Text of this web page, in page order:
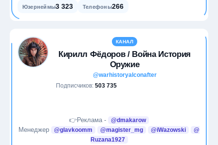
Юзернеймы3 323 Телефоны266
КАНАЛ
Кирилл Фёдоров / Война История
Оружие
@warhistoryalconafter
Подписчиков: 503 735
👉Реклама - @dmakarow
Менеджер @glavkoomm @magister_mg @iWazowski
@
Ruzana1927